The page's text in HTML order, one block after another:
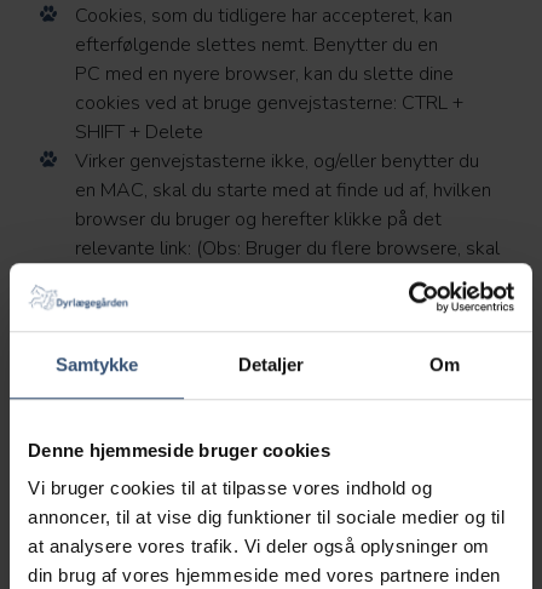
Samtykke Detaljer Om
Denne hjemmeside bruger cookies
Vi bruger cookies til at tilpasse vores indhold og
annoncer, til at vise dig funktioner til sociale medier og til
at analysere vores trafik. Vi deler også oplysninger om
din brug af vores hjemmeside med vores partnere inden
Cookies, som du tidligere har accepteret, kan
efterfølgende slettes nemt. Benytter du en
PC med en nyere browser, kan du slette dine
cookies ved at bruge genvejstasterne: CTRL +
SHIFT + Delete
Virker genvejstasterne ikke, og/eller benytter du
en MAC, skal du starte med at finde ud af, hvilken
browser du bruger og herefter klikke på det
relevante link: (Obs: Bruger du flere browsere, skal
Læs vejledningen til at slette
cookies i de forskellige
browsere her:
Internet Explorer
Mozilla Firefox
Google Chrome
Opera
Safari 5.0